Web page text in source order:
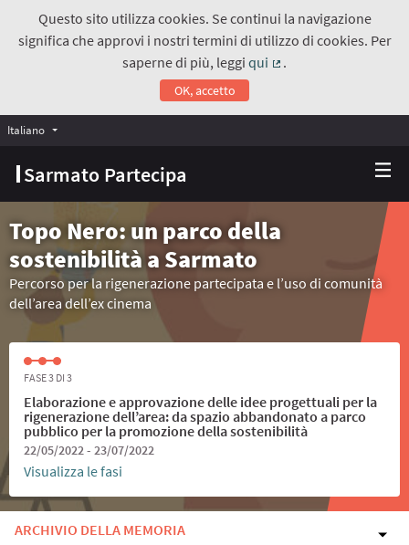
Questo sito utilizza cookies. Se continui la navigazione
significa che approvi i nostri termini di utilizzo di cookies. Per
saperne di più, leggiqui
.
OK, accetto
Sarmato Partecipa
Italiano Choose language
Topo Nero: un parco della
sostenibilità a Sarmato
Percorso per la rigenerazione partecipata e l’uso di comunità
dell’area dell’ex cinema
FASE 3 DI 3
Elaborazione e approvazione delle idee progettuali per la
rigenerazione dell’area: da spazio abbandonato a parco
pubblico per la promozione della sostenibilità
22/05/2022 - 23/07/2022
Visualizza le fasi
ARCHIVIO DELLA MEMORIA